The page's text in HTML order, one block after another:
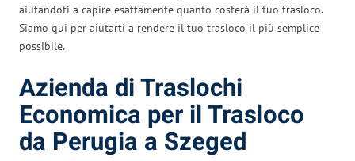
aiutandoti a capire esattamente quanto costerà il tuo trasloco.
Siamo qui per aiutarti a rendere il tuo trasloco il più semplice
possibile.
Azienda di Traslochi
Economica per il Trasloco
da Perugia a Szeged